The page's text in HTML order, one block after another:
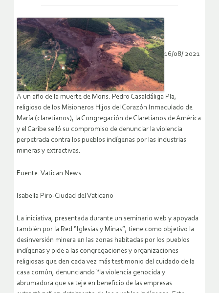
16/08/ 2021
A un año de la muerte de Mons. Pedro Casaldáliga Pla,
religioso de los Misioneros Hijos del Corazón Inmaculado de
María (claretianos), la Congregación de Claretianos de América
y el Caribe selló su compromiso de denunciar la violencia
perpetrada contra los pueblos indígenas por las industrias
mineras y extractivas.
Fuente: Vatican News
Isabella Piro-Ciudad del Vaticano
La iniciativa, presentada durante un seminario web y apoyada
también por la Red “Iglesias y Minas”, tiene como objetivo la
desinversión minera en las zonas habitadas por los pueblos
indígenas y pide a las congregaciones y organizaciones
religiosas que den cada vez más testimonio del cuidado de la
casa común, denunciando “la violencia genocida y
abrumadora que se teje en beneficio de las empresas